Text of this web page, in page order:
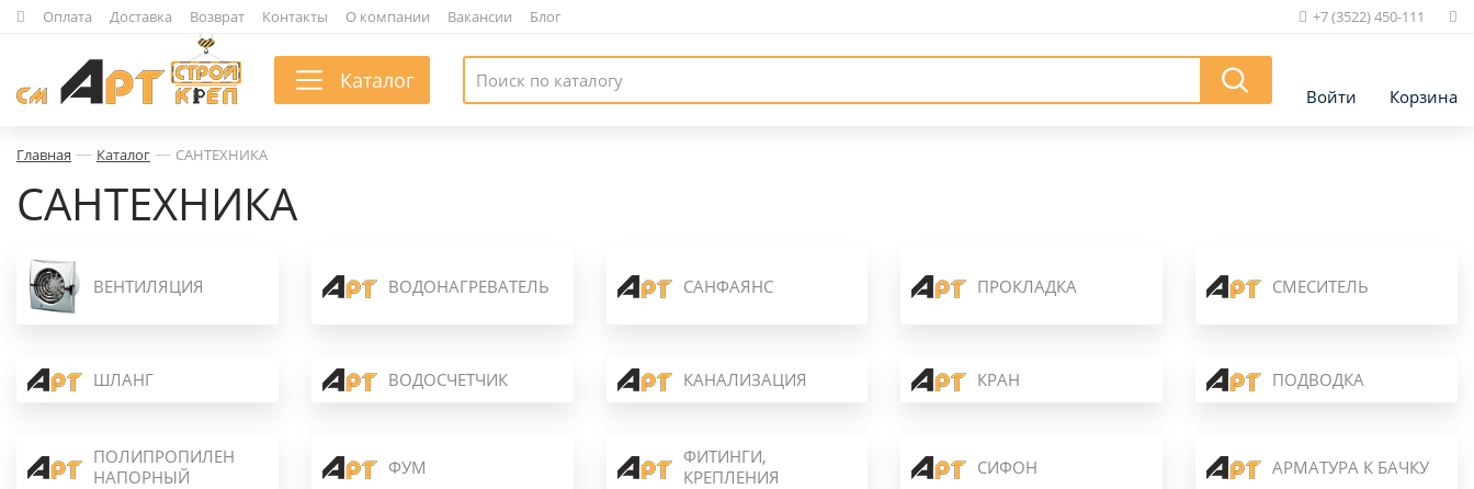
Оплата Доставка Возврат Контакты О компании Вакансии Блог +7 (3522) 450-111
Каталог
Войти Корзина
Главная — Каталог — САНТЕХНИКА
САНТЕХНИКА
ВЕНТИЛЯЦИЯ ВОДОНАГРЕВАТЕЛЬ САНФАЯНС ПРОКЛАДКА СМЕСИТЕЛЬ
ШЛАНГ ВОДОСЧЕТЧИК КАНАЛИЗАЦИЯ КРАН ПОДВОДКА
ПОЛИПРОПИЛЕН
НАПОРНЫЙ
ФУМ
ФИТИНГИ,
КРЕПЛЕНИЯ
СИФОН АРМАТУРА К БАЧКУ